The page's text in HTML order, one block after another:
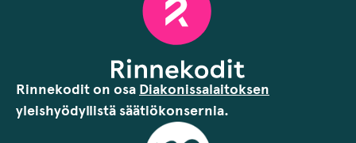
Rinnekodit on osa Diakonissalaitoksen
yleishyödyllistä säätiökonsernia.